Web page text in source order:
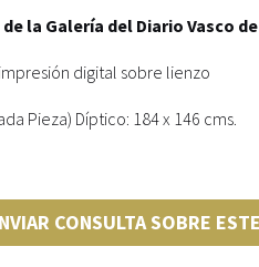
la Galería del Diario Vasco
digital sobre lienzo
Pieza) Díptico: 184 x 146 cms.
CONSULTA SOBRE